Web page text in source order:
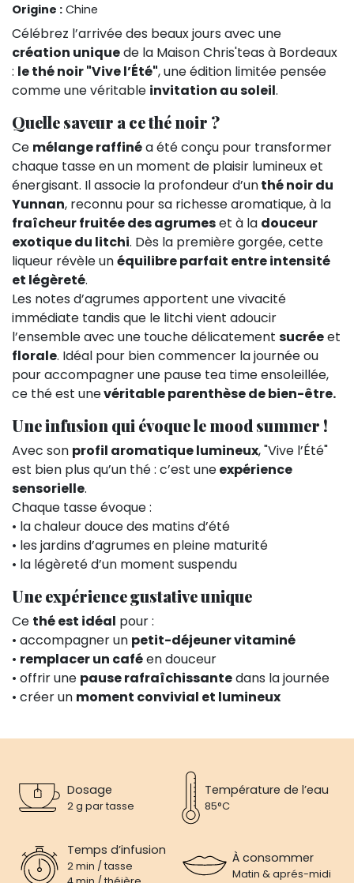
Origine : Chine
Célébrez l’arrivée des beaux jours avec une
création uniquede la Maison Chris'teas à Bordeaux
: le thé noir "Vive l’Été", une édition limitée pensée
comme une véritable invitation au soleil.
Quelle saveur a ce thé noir ?
Ce mélange raffinéa été conçu pour transformer
chaque tasse en un moment de plaisir lumineux et
énergisant. Il associe la profondeur d’unthé noir du
Yunnan, reconnu pour sa richesse aromatique, à la
fraîcheur fruitée des agrumeset à la douceur
exotique du litchi. Dès la première gorgée, cette
liqueur révèle unéquilibre parfait entre intensité
et légèreté.
Les notes d’agrumes apportent une vivacité
immédiate tandis que le litchi vient adoucir
l’ensemble avec une touche délicatement sucréeet
florale. Idéal pour bien commencer la journée ou
pour accompagner une pause tea time ensoleillée,
ce thé est unevéritable parenthèse de bien-être.
Une infusion qui évoque le mood summer !
Avec son profil aromatique lumineux, "Vive l’Été"
est bien plus qu’un thé : c’est uneexpérience
sensorielle.
Chaque tasse évoque :
• la chaleur douce des matins d’été
• les jardins d’agrumes en pleine maturité
• la légèreté d’un moment suspendu
Une expérience gustative unique
Ce thé est idéal pour :
• accompagner un petit-déjeuner vitaminé
• remplacer un caféen douceur
• offrir une pause rafraîchissantedans la journée
• créer un moment convivial et lumineux
Dosage
2 g par tasse
Température de l’eau
85°C
Temps d’infusion
2 min / tasse
À consommer
Matin & aprés-midi